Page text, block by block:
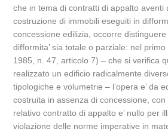
che in tema di contratti di appalto aventi
costruzione di immobili eseguiti in
concessione edilizia, occorre
difformita’ sia totale o parziale: nel
1985, n. 47, articolo 7) – che si verifica
realizzato un edificio radicalmente
tipologiche e volumetrie – l’opera e’ da
costruita in assenza di concessione,
relativo contratto di appalto e’ nullo per
violazione delle norme imperative in